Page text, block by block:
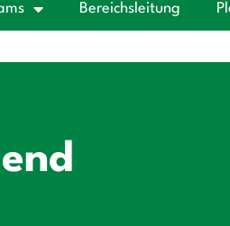
Bereichsleitung